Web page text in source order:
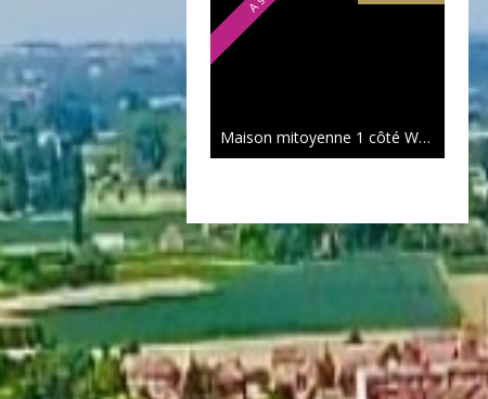
Maison mitoyenne 1 côté Wasquehal